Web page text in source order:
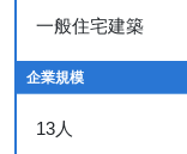
一般住宅建築
企業規模
13人